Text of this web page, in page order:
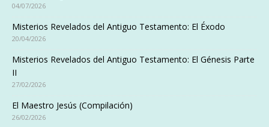
04/07/2026
Misterios Revelados del Antiguo Testamento: El Éxodo
20/04/2026
Misterios Revelados del Antiguo Testamento: El Génesis Parte
II
27/02/2026
El Maestro Jesús (Compilación)
26/02/2026